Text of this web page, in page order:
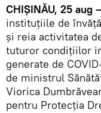
CHIȘINĂU, 25 aug
instituțiile de
și reia activitatea
tuturor condițiilor
generate de
de ministrul
Viorica
pentru Protecția